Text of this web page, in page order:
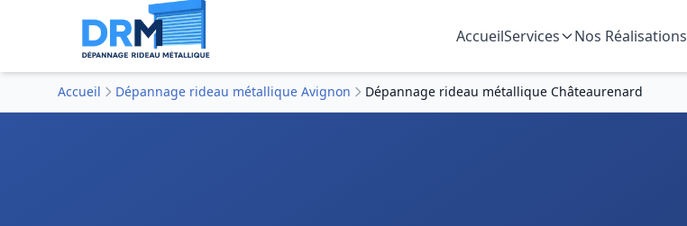
AccueilServices Nos Réalisations
Accueil Dépannage rideau métallique Avignon Dépannage rideau métallique Châteaurenard